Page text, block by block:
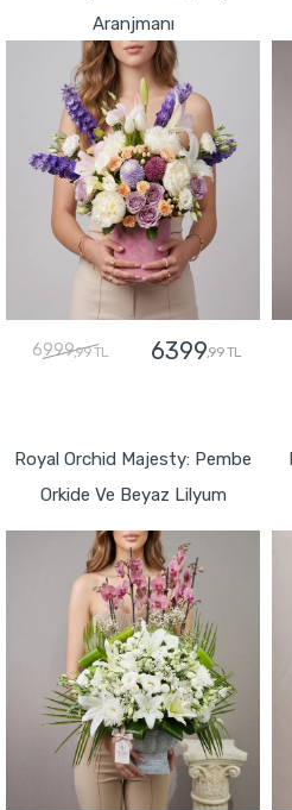
Aranjmanı
6999,99 TL 6399,99 TL
Royal Orchid Majesty: Pembe
Orkide Ve Beyaz Lilyum